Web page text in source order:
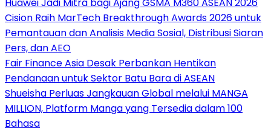
Cision Raih MarTech Breakthrough Awards 2026 untuk
Pemantauan dan Analisis Media Sosial, Distribusi Siaran
Pers, dan AEO
Fair Finance Asia Desak Perbankan Hentikan
Pendanaan untuk Sektor Batu Bara di ASEAN
Shueisha Perluas Jangkauan Global melalui MANGA
MILLION, Platform Manga yang Tersedia dalam 100
Bahasa